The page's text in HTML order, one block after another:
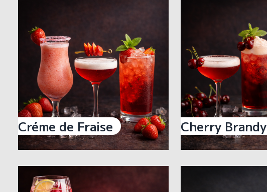
Créme de Fraise Cherry Brandy